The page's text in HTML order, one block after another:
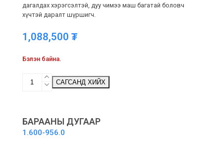
дагалдах хэрэгсэлтэй, дуу чимээ маш багатай боловч
хүчтэй даралт шүршигч.
1,088,500 ₮
Бэлэн байна.
Даралтат
шүршигч
САГСАНД ХИЙХ
БАРААНЫ ДУГААР
1.600-956.0